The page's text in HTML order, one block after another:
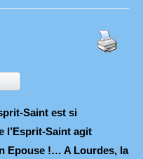
Saint est si
l’Esprit-Saint agit
Epouse !… A Lourdes, la